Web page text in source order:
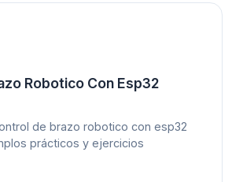
Robotico Con Esp32
de brazo robotico con esp32
prácticos y ejercicios